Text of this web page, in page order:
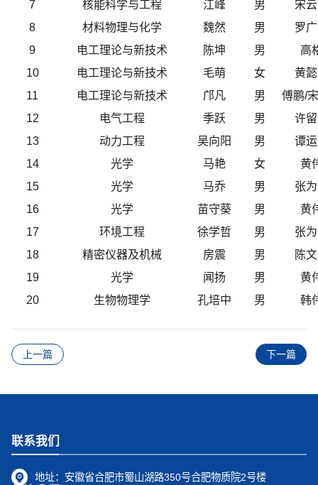
7
核能科学与工程 江峰 男
宋
8
材料物理与化学 魏然 男
罗
9
电工理论与新技术 陈坤 男
高
10
电工理论与新技术 毛萌 女
黄
11
电工理论与新技术 邝凡 男
傅鹏/
12
电气工程 季跃 男
许
13
动力工程 吴向阳 男
谭
14
光学 马艳 女
黄
15
光学 马乔 男
张
16
光学 苗守葵 男
黄
17
环境工程 徐学哲 男
张
18
精密仪器及机械 房震 男
陈
19
光学 闻扬 男
黄
20
生物物理学 孔培中 男 韩
上一篇 下一篇
联系我们
地址： 安徽省合肥市蜀山湖路350号合肥物质院2号楼